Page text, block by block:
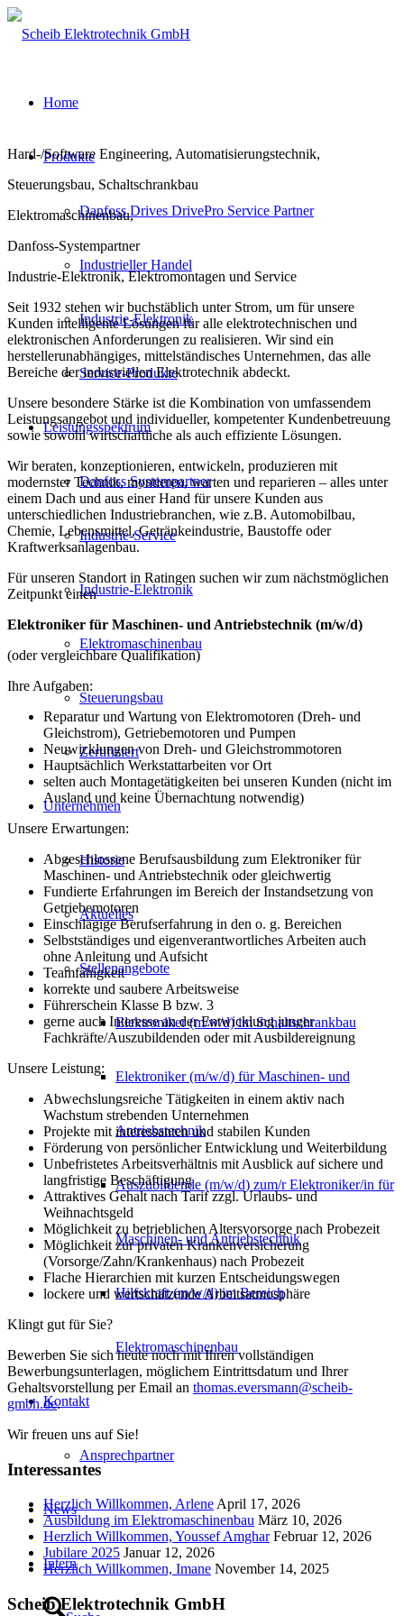
Home
Produkte
Danfoss Drives DrivePro Service Partner
Industrieller Handel
Industrie-Elektronik
Service-Produkte
Leistungsspektrum
Danfoss Systempartner
Industrie-Service
Industrie-Elektronik
Elektromaschinenbau
Steuerungsbau
Zertifiziert
Unternehmen
Historie
Aktuelles
Stellenangebote
Elektroniker (m/w/d) im Schaltschrankbau
Elektroniker (m/w/d) für Maschinen- und
Antriebstechnik
Auszubildende (m/w/d) zum/r Elektroniker/in für
Maschinen- und Antriebstechnik
Hilfskraft (m/w/d) im Bereich
Elektromaschinenbau
Kontakt
Ansprechpartner
News
Intern
Hard-/Software Engineering, Automatisierungstechnik,
Steuerungsbau, Schaltschrankbau
Elektromaschinenbau,
Danfoss-Systempartner
Industrie-Elektronik, Elektromontagen und Service
Seit 1932 stehen wir buchstäblich unter Strom, um für unsere
Kunden intelligente Lösungen für alle elektrotechnischen und
elektronischen Anforderungen zu realisieren. Wir sind ein
herstellerunabhängiges, mittelständisches Unternehmen, das alle
Bereiche der industriellen Elektrotechnik abdeckt.
Unsere besondere Stärke ist die Kombination von umfassendem
Leistungsangebot und individueller, kompetenter Kundenbetreuung
sowie sowohl wirtschaftliche als auch effiziente Lösungen.
Wir beraten, konzeptionieren, entwickeln, produzieren mit
modernster Technik, montieren, warten und reparieren – alles unter
einem Dach und aus einer Hand für unsere Kunden aus
unterschiedlichen Industriebranchen, wie z.B. Automobilbau,
Chemie, Lebensmittel, Getränkeindustrie, Baustoffe oder
Kraftwerksanlagenbau.
Für unseren Standort in Ratingen suchen wir zum nächstmöglichen
Zeitpunkt einen
Elektroniker für Maschinen- und Antriebstechnik (m/w/d)
(oder vergleichbare Qualifikation)
Ihre Aufgaben:
Reparatur und Wartung von Elektromotoren (Dreh- und
Gleichstrom), Getriebemotoren und Pumpen
Neuwicklungen von Dreh- und Gleichstrommotoren
Hauptsächlich Werkstattarbeiten vor Ort
selten auch Montagetätigkeiten bei unseren Kunden (nicht im
Ausland und keine Übernachtung notwendig)
Unsere Erwartungen:
Abgeschlossene Berufsausbildung zum Elektroniker für
Maschinen- und Antriebstechnik oder gleichwertig
Fundierte Erfahrungen im Bereich der Instandsetzung von
Getriebemotoren
Einschlägige Berufserfahrung in den o. g. Bereichen
Selbstständiges und eigenverantwortliches Arbeiten auch
ohne Anleitung und Aufsicht
Teamfähigkeit
korrekte und saubere Arbeitsweise
Führerschein Klasse B bzw. 3
gerne auch Interesse an der Entwicklung junger
Fachkräfte/Auszubildenden oder mit Ausbildereignung
Unsere Leistung:
Abwechslungsreiche Tätigkeiten in einem aktiv nach
Wachstum strebenden Unternehmen
Projekte mit interessanten und stabilen Kunden
Förderung von persönlicher Entwicklung und Weiterbildung
Unbefristetes Arbeitsverhältnis mit Ausblick auf sichere und
langfristige Beschäftigung
Attraktives Gehalt nach Tarif zzgl. Urlaubs- und
Weihnachtsgeld
Möglichkeit zu betrieblichen Altersvorsorge nach Probezeit
Möglichkeit zur privaten Krankenversicherung
(Vorsorge/Zahn/Krankenhaus) nach Probezeit
Flache Hierarchien mit kurzen Entscheidungswegen
lockere und wertschätzende Arbeitsatmosphäre
Klingt gut für Sie?
Bewerben Sie sich heute noch mit Ihren vollständigen
Bewerbungsunterlagen, möglichem Eintrittsdatum und Ihrer
Gehaltsvorstellung per Email an thomas.eversmann@scheib-
gmbh.de.
Wir freuen uns auf Sie!
Interessantes
Herzlich Willkommen, ArleneApril 17, 2026
Ausbildung im Elektromaschinenbau März 10, 2026
Herzlich Willkommen, Youssef Amghar Februar 12, 2026
Jubilare 2025 Januar 12, 2026
Herzlich Willkommen, Imane November 14, 2025
Scheib Elektrotechnik GmbH